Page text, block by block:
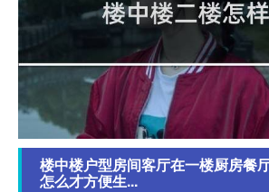
楼中楼户型房间客厅在一楼厨房餐
怎么才方便生...